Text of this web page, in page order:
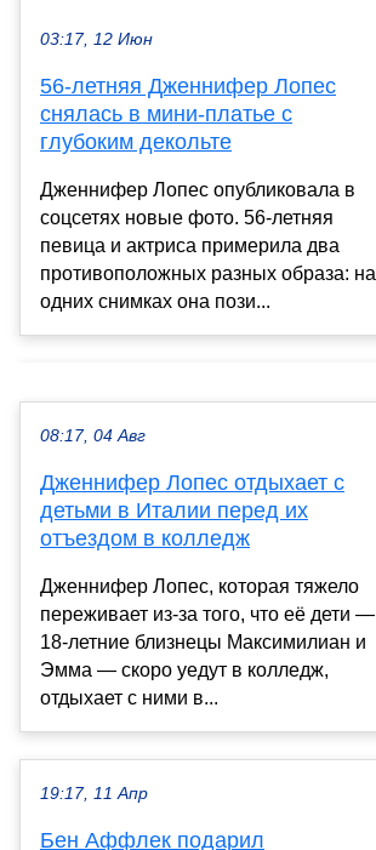
03:17, 12 Июн
56-летняя Дженнифер Лопес
снялась в мини-платье с
глубоким декольте
Дженнифер Лопес опубликовала в
соцсетях новые фото. 56-летняя
певица и актриса примерила два
противоположных разных образа: на
одних снимках она пози...
08:17, 04 Авг
Дженнифер Лопес отдыхает с
детьми в Италии перед их
отъездом в колледж
Дженнифер Лопес, которая тяжело
переживает из-за того, что её дети —
18-летние близнецы Максимилиан и
Эмма — скоро уедут в колледж,
отдыхает с ними в...
19:17, 11 Апр
Бен Аффлек подарил